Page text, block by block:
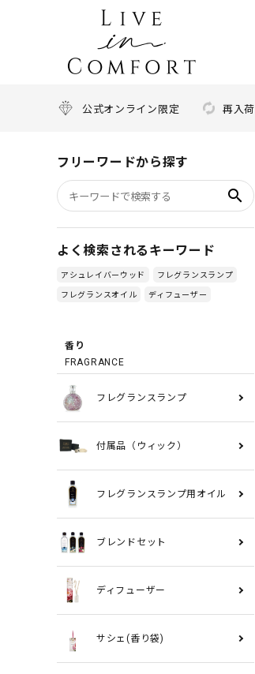
公式オンライン限定 再入荷
フリーワードから探す
search
よく検索されるキーワード
アシュレイバーウッド
フレグランスランプ
フレグランスオイル
ディフューザー
香り
FRAGRANCE
フレグランスランプ
付属品（ウィック）
フレグランスランプ用オイル
ブレンドセット
ディフューザー
サシェ(香り袋)